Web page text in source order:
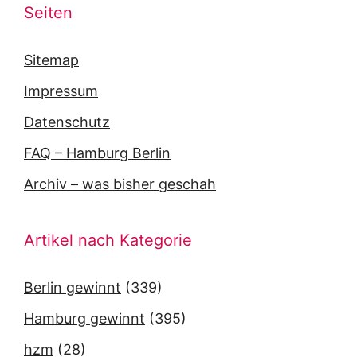
Seiten
Sitemap
Impressum
Datenschutz
FAQ – Hamburg Berlin
Archiv – was bisher geschah
Artikel nach Kategorie
Berlin gewinnt (339)
Hamburg gewinnt (395)
hzm (28)